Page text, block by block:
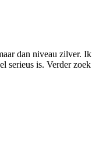
dan niveau zilver.
is. Verder